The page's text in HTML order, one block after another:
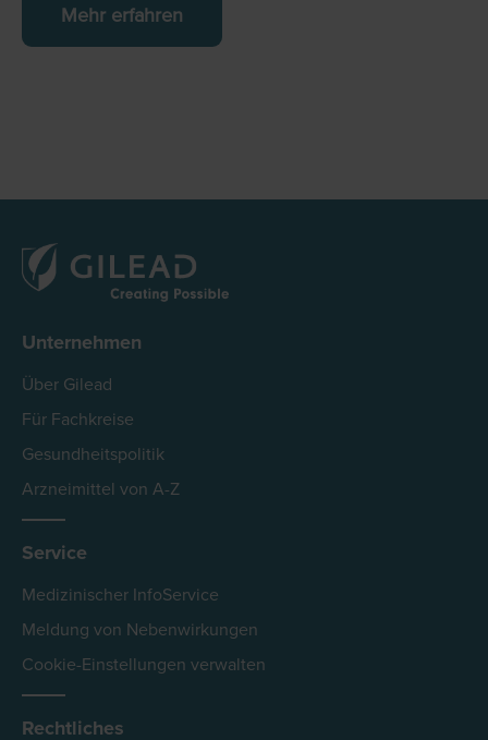
Mehr erfahren
Unternehmen
Über Gilead
Für Fachkreise
Gesundheitspolitik
Arzneimittel von A-Z
Service
Medizinischer InfoService
Meldung von Nebenwirkungen
Cookie-Einstellungen verwalten
Rechtliches